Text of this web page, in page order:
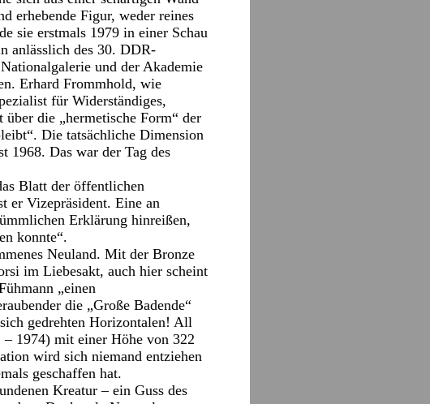
erhebende Figur, weder reines
sie erstmals 1979 in einer Schau
anlässlich des 30. DDR-
und der Akademie
Erhard Frommhold, wie
für Widerständiges,
die „hermetische Form“ der
Die tatsächliche Dimension
1968. Das war der Tag des
Blatt der öffentlichen
er Vizepräsident. Eine an
Erklärung hinreißen,
konnte“.
Neuland. Mit der Bronze
im Liebesakt, auch hier scheint
„einen
die „Große Badende“
gedrehten Horizontalen! All
1974) mit einer Höhe von 322
wird sich niemand entziehen
geschaffen hat.
Kreatur – ein Guss des